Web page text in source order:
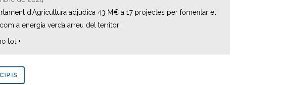
d’Agricultura adjudica 43 M€ a 17 projectes per fomentar el
a energia verda arreu del territori
tot +